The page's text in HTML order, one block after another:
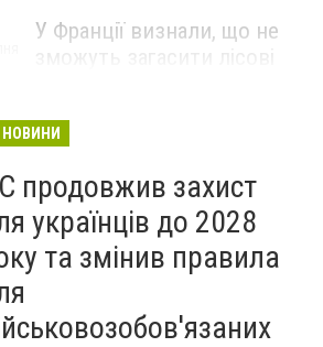
У Франції визнали, що не
продовжив захист
українців до 2028
та змінив правила